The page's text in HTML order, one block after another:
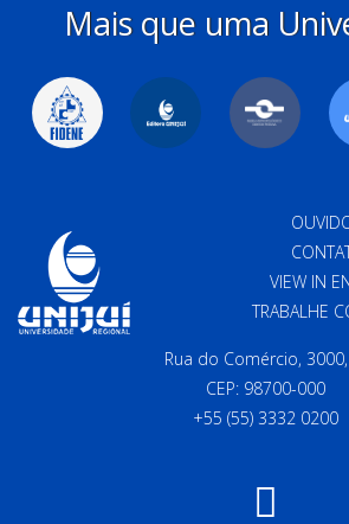
Mais que uma
VIEW IN
TRABALHE
Rua do Comércio,
CEP: 98700-000
+55 (55) 3332 0200